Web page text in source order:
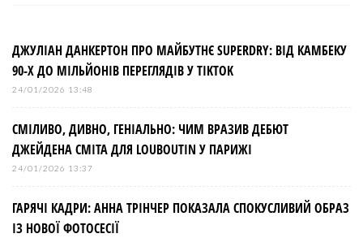
ДЖУЛІАН ДАНКЕРТОН ПРО МАЙБУТНЄ SUPERDRY: ВІД КАМБЕКУ
90-Х ДО МІЛЬЙОНІВ ПЕРЕГЛЯДІВ У TIKTOK
24/01/2026 13:48
СМІЛИВО, ДИВНО, ГЕНІАЛЬНО: ЧИМ ВРАЗИВ ДЕБЮТ
ДЖЕЙДЕНА СМІТА ДЛЯ LOUBOUTIN У ПАРИЖІ
24/01/2026 13:37
ГАРЯЧІ КАДРИ: АННА ТРІНЧЕР ПОКАЗАЛА СПОКУСЛИВИЙ ОБРАЗ
ІЗ НОВОЇ ФОТОСЕСІЇ